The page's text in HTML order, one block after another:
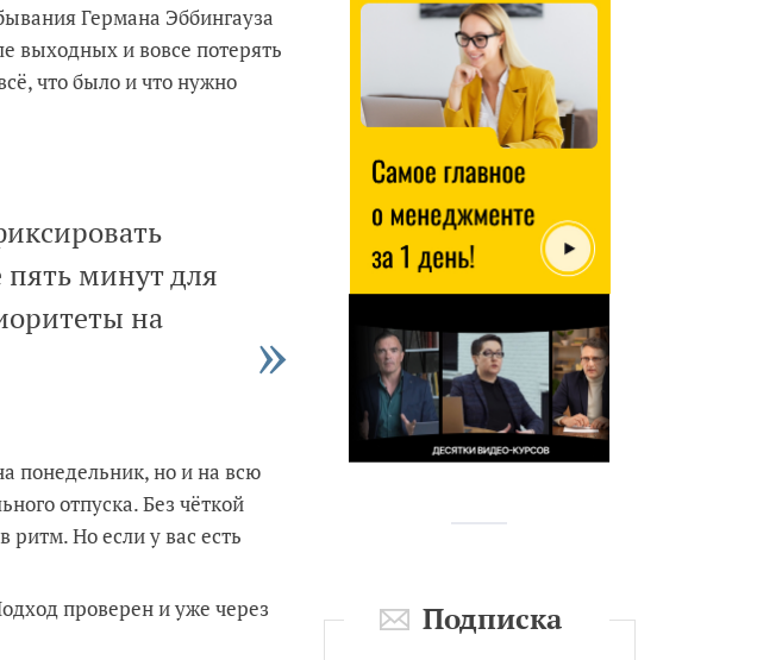
Германа Эббингауза
выходных и вовсе потерять
что было и что нужно
пять минут для
на
понедельник, но и на всю
отпуска. Без чёткой
Но если у вас есть
проверен и уже через
Подписка